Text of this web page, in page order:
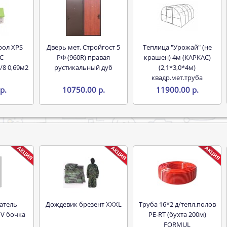
0,69м2
Дверь мет. Стройгост 5
РФ (960R) правая
рустикальный дуб
10750.00 р.
Теплица "Урожай" (не
крашен) 4м (КАРКАС)
(2,1*3,0*4м)
квадр.мет.труба
11900.00 р.
V бочка
Дождевик брезент XXXL
Труба 16*2 д/тепл.полов
PE-RT (бухта 200м)
FORMUL